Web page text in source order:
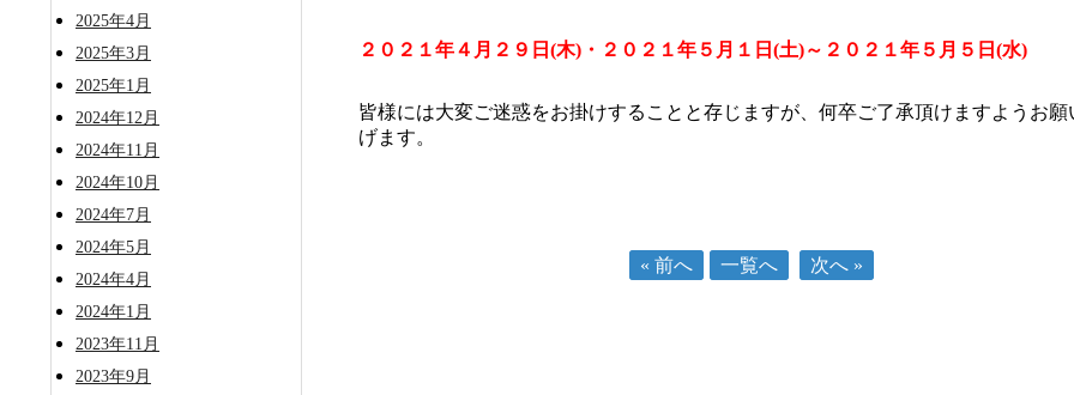
２０２１年４月２９日(木)・２０２１年５月１日(土)～２０２１年５月５日(水)
皆様には大変ご迷惑をお掛けすることと存じますが、何卒ご了承頂けますようお願
げます。
« 前へ 一覧へ 次へ »
2025年4月
2025年3月
2025年1月
2024年12月
2024年11月
2024年10月
2024年7月
2024年5月
2024年4月
2024年1月
2023年11月
2023年9月